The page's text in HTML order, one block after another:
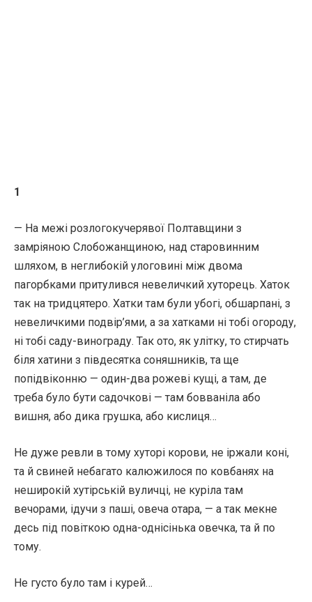
1
— На межі розлогокучерявої Полтавщини з
замріяною Слобожанщиною, над старовинним
шляхом, в неглибокій улоговині між двома
пагорбками притулився невеличкий хуторець. Хаток
так на тридцятеро. Хатки там були убогі, обшарпані, з
невеличкими подвір’ями, а за хатками ні тобі огороду,
ні тобі саду-винограду. Так ото, як улітку, то стирчать
біля хатини з півдесятка соняшників, та ще
попідвіконню — один-два рожеві кущі, а там, де
треба було бути садочкові — там бовваніла або
вишня, або дика грушка, або кислиця…
Не дуже ревли в тому хуторі корови, не іржали коні,
та й свиней небагато калюжилося по ковбанях на
неширокій хутірській вуличці, не куріла там
вечорами, ідучи з паші, овеча отара, — а так мекне
десь під повіткою одна-однісінька овечка, та й по
тому.
Не густо було там і курей…